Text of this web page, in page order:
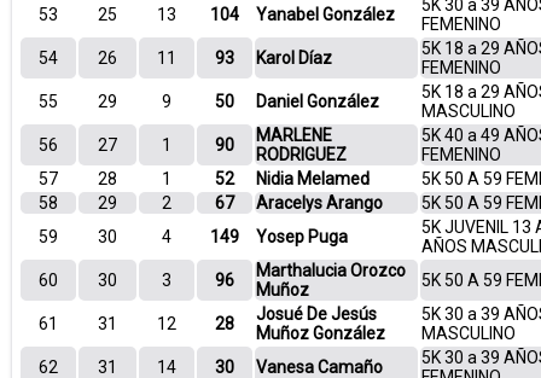
53
25 13 104 Yanabel González
5K 30 a 39
FEMENINO
54
26 11 93 Karol Díaz
5K 18 a 29
FEMENINO
55
29 9 50 Daniel González
5K 18 a 29
MASCULINO
56
27 1 90
MARLENE
RODRIGUEZ
5K 40 a 49
FEMENINO
57
28 1 52 Nidia Melamed
5K 50 A 59
58
29 2 67 Aracelys Arango
5K 50 A 59
59
30 4 149 Yosep Puga
5K JUVENIL 13
AÑOS
60
30 3 96
Marthalucia Orozco
Muñoz
5K 50 A 59
61 31 12 28
Josué De Jesús
Muñoz González
5K 30 a 39
MASCULINO
62
31 14 30 Vanesa Camaño
5K 30 a 39